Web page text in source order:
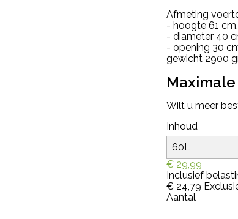
Afmeting
- hoogte 61 cm.
- diameter 40
- opening 30
gewicht 2900
Wilt u meer
Inhoud
€ 29,99
Inclusief
€ 24,79
Aantal